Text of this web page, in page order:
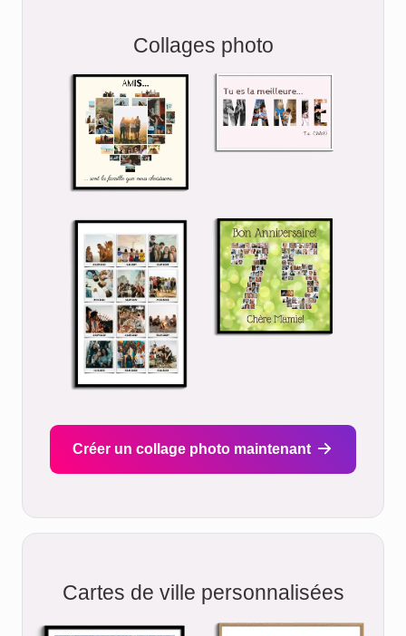
Collages photo
Créer un collage photo maintenant
Cartes de ville personnalisées